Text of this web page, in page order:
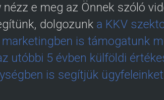
e meg az Önnek szóló
dolgozunka KKV
is támogatunk
utóbbi 5 évben külföldi
is segítjük ügyfeleinket